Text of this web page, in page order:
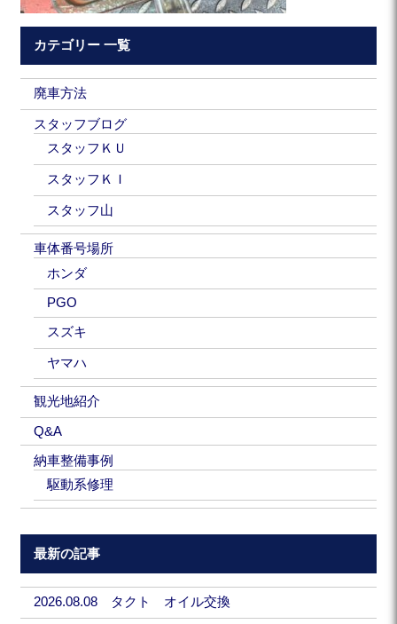
カテゴリー 一覧
廃車方法
スタッフブログ
スタッフＫＵ
スタッフＫＩ
スタッフ山
車体番号場所
ホンダ
PGO
スズキ
ヤマハ
観光地紹介
Q&A
納車整備事例
駆動系修理
最新の記事
2026.08.08 タクト オイル交換